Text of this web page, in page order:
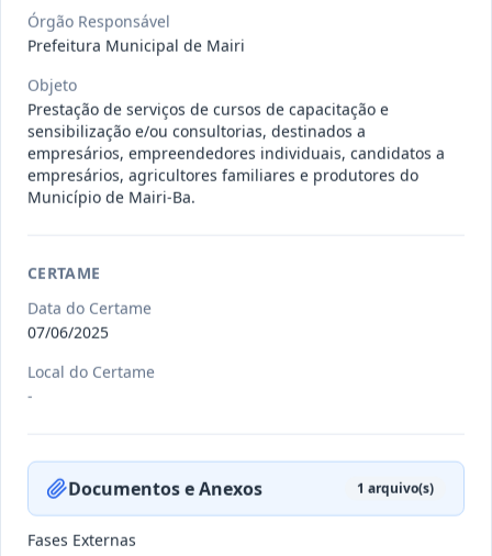
Credenciamento
serviços...
Situação: Publicada Data:15/07/2026 Ver detalhes
Credenciamento
Concorrência
especializada para pavimentação
Situação: Publicada
Órgão Responsável
Prefeitura Municipal de Mairi
Objeto
Prestação de serviços de cursos de capacitação e
sensibilização e/ou consultorias, destinados a
empresários, empreendedores individuais, candidatos a
empresários, agricultores familiares e produtores do
Município de Mairi-Ba.
CERTAME
Data do Certame
07/06/2025
Local do Certame
-
Documentos e Anexos 1 arquivo(s)
Fases Externas